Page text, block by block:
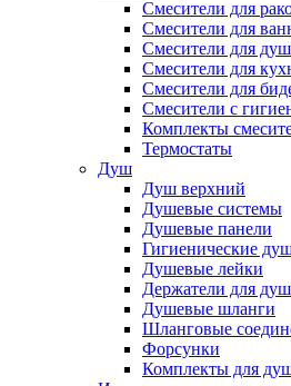
Смесители для
Смесители для
Смесители для
Смесители для
Смесители для
Смесители с
Комплекты
Термостаты
Душ
Душ верхний
Душевые системы
Душевые панели
Гигиенические
Душевые лейки
Держатели для
Душевые шланги
Шланговые
Форсунки
Комплекты для